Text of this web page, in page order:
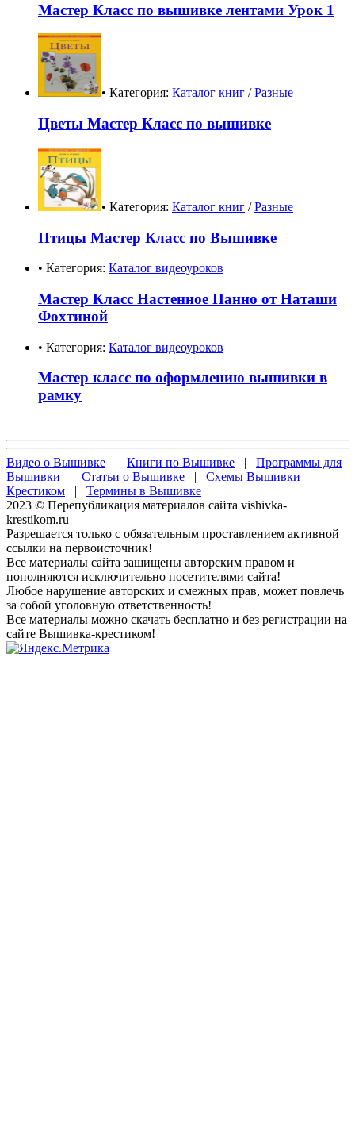
Мастер Класс по вышивке лентами Урок 1
• Категория: Каталог книг /Разные
Цветы Мастер Класс по вышивке
• Категория: Каталог книг /Разные
Птицы Мастер Класс по Вышивке
• Категория: Каталог видеоуроков
Мастер Класс Настенное Панно от Наташи
Фохтиной
• Категория: Каталог видеоуроков
Мастер класс по оформлению вышивки в
рамку
Видео о Вышивке | Книги по Вышивке | Программы для
Вышивки | Статьи о Вышивке | Схемы Вышивки
Крестиком | Термины в Вышивке
2023 © Перепубликация материалов сайта vishivka-
krestikom.ru
Разрешается только с обязательным проставлением активной
ссылки на первоисточник!
Все материалы сайта защищены авторским правом и
пополняются исключительно посетителями сайта!
Любое нарушение авторских и смежных прав, может повлечь
за собой уголовную ответственность!
Все материалы можно скачать бесплатно и без регистрации на
сайте Вышивка-крестиком!